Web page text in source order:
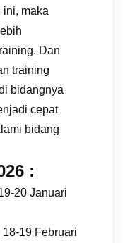
ini, maka
Dan
training
bidangnya
cepat
bidang
:
20 Januari
19 Februari